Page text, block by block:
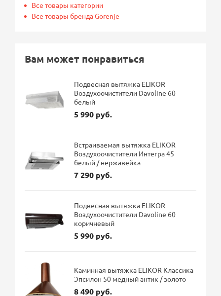
Все товары категории
Все товары бренда Gorenje
Вам может понравиться
Подвесная вытяжка ELIKOR
Воздухоочистители Davoline 60
белый
5 990 руб.
Встраиваемая вытяжка ELIKOR
Воздухоочистители Интегра 45
белый / нержавейка
7 290 руб.
Подвесная вытяжка ELIKOR
Воздухоочистители Davoline 60
коричневый
5 990 руб.
Каминная вытяжка ELIKOR Классика
Эпсилон 50 медный антик / золото
8 490 руб.